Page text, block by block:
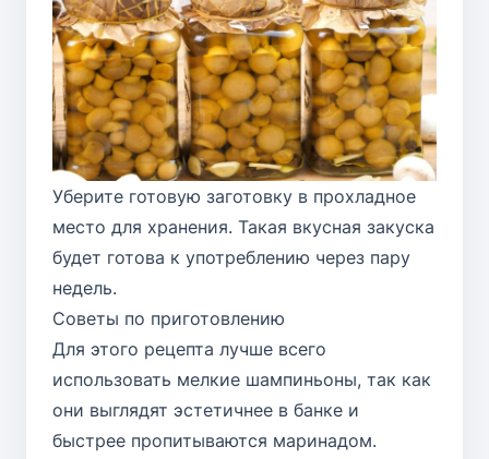
Уберите готовую заготовку в прохладное
место для хранения. Такая вкусная закуска
будет готова к употреблению через пару
недель.
Советы по приготовлению
Для этого рецепта лучше всего
использовать мелкие шампиньоны, так как
они выглядят эстетичнее в банке и
быстрее пропитываются маринадом.